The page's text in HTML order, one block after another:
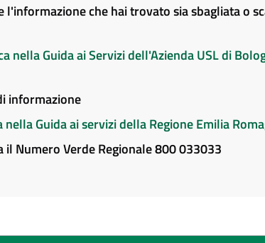
l'informazione che hai trovato sia sbagliata o
nella Guida ai Servizi dell'Azienda USL di
informazione
nella Guida ai servizi della Regione Emilia
il Numero Verde Regionale 800 033033